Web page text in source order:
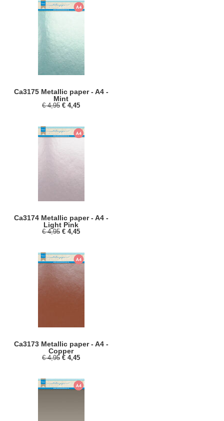
Ca3175 Metallic paper - A4 -
Mint
€ 4,95 € 4,45
Ca3174 Metallic paper - A4 -
Light Pink
€ 4,95 € 4,45
Ca3173 Metallic paper - A4 -
Copper
€ 4,95 € 4,45